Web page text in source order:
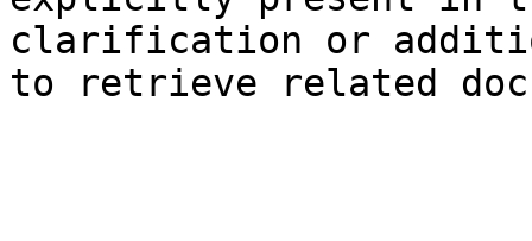
clarification or